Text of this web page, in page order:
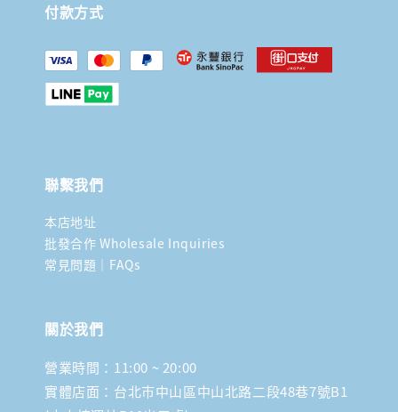
付款方式
聯繫我們
本店地址
批發合作 Wholesale Inquiries
常見問題｜FAQs
關於我們
營業時間：11:00 ~ 20:00
實體店面：台北市中山區中山北路二段48巷7號B1